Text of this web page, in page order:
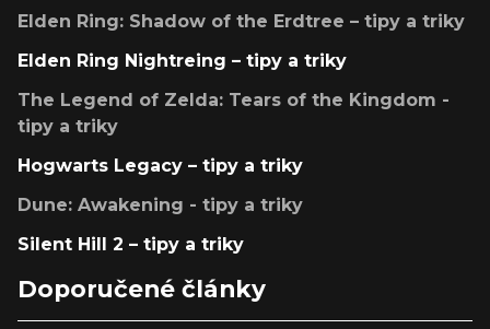
Elden Ring: Shadow of the Erdtree – tipy a triky
Elden Ring Nightreing – tipy a triky
The Legend of Zelda: Tears of the Kingdom -
tipy a triky
Hogwarts Legacy – tipy a triky
Dune: Awakening - tipy a triky
Silent Hill 2 – tipy a triky
Doporučené články